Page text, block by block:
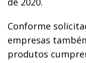
Conforme
empresas
produtos